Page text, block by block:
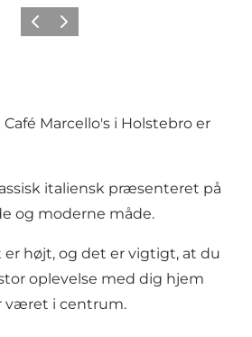
ForrigeNeste
Marcello's i Holstebro er
italiensk præsenteret på
og moderne måde.
er højt, og det er vigtigt, at du
oplevelse med dig hjem
været i centrum.